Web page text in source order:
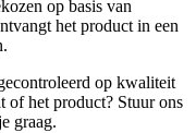
op basis van
het product in een
op kwaliteit
of het product? Stuur ons
graag.